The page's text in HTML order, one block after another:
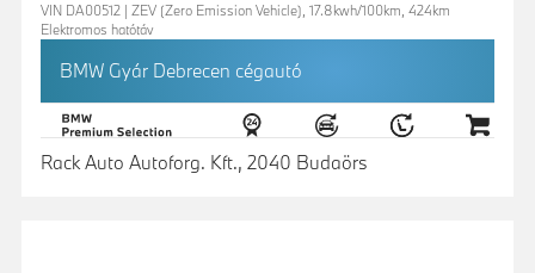
VIN DA00512 | ZEV (Zero Emission Vehicle), 17.8kwh/100km, 424km
Elektromos hatótáv
BMW Gyár Debrecen cégautó
Rack Auto Autoforg. Kft., 2040 Budaörs